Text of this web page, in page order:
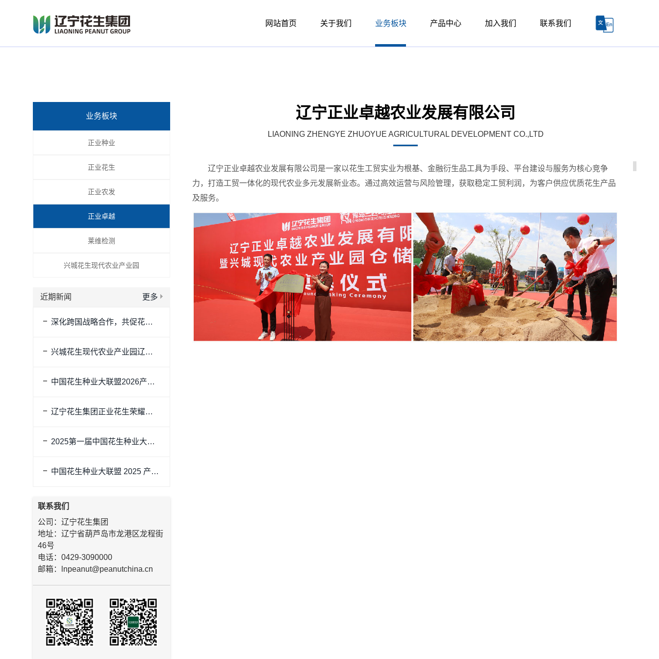
网站首页 关于我们 业务板块 产品中心 加入我们 联系我们 网站首页
业务板块
正业种业
正业花生
正业农发
正业卓越
莱维检测
兴城花生现代农业产业园
更多
近期新闻
深化跨国战略合作，共促花生产业升级｜Intersnack集团采购一行莅临正业花生产业发展有限公司考察交流
兴城花生现代农业产业园辽宁花生集团加工仓储贸易区建成投产试运营
中国花生种业大联盟2026产季备耕宣导会在阜新成功举办
辽宁花生集团正业花生荣耀参加“天辽地宁 质优上品”2025“辽宁优品”北京推介会
2025第一届中国花生种业大联盟年会暨种植成果观摩研讨会在辽宁兴城花生现代农业产业园隆重举行
中国花生种业大联盟 2025 产季首届春耕备耕宣导会：为辽宁花生产业注入新活力
联系我们
公司：辽宁花生集团
地址：辽宁省葫芦岛市龙港区龙程街
46号
电话：0429-3090000
邮箱：lnpeanut@peanutchina.cn
辽宁正业卓越农业发展有限公司
LIAONING ZHENGYE ZHUOYUE AGRICULTURAL DEVELOPMENT CO.,LTD
辽宁正业卓越农业发展有限公司是一家以花生工贸实业为根基、金融衍生品工具为手段、平台建设与服务为核心竞争
力，打造工贸一体化的现代农业多元发展新业态。通过高效运营与风险管理，获取稳定工贸利润，为客户供应优质花生产品
及服务。